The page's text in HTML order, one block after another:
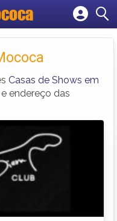
Casas de Shows em
endereço das